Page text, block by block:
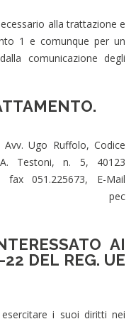
alla trattazione e
1 e comunque per un
comunicazione degli
Ugo Ruffolo, Codice
A. Testoni, n. 5, 40123
051.225673, E-Mail
pec
AI
DEL REG. UE
i suoi diritti nei